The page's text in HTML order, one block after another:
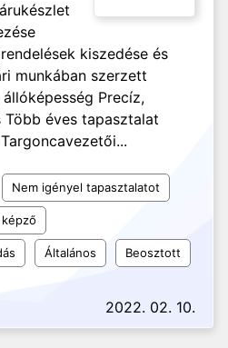
kiszedése és
munkában szerzett
Precíz,
éves tapasztalat
Nem igényel tapasztalatot
Általános Beosztott
2022. 02. 10.